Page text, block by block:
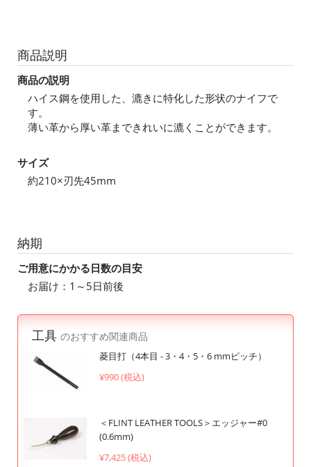
商品説明
商品の説明
ハイス鋼を使用した、漉きに特化した形状のナイフで
す。
薄い革から厚い革まできれいに漉くことができます。
サイズ
約210×刃先45mm
納期
ご用意にかかる日数の目安
お届け：1～5日前後
工具 のおすすめ関連商品
菱目打（4本目 - 3・4・5・6 mmピッチ）
¥990 (税込)
＜FLINT LEATHER TOOLS＞エッジャー#0
(0.6mm)
¥7,425 (税込)